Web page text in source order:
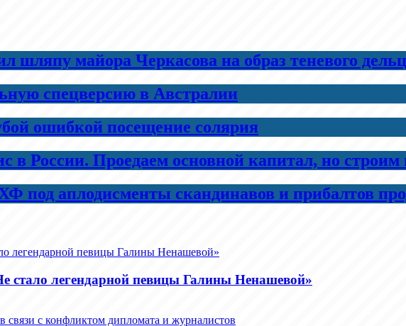
шляпу майора Черкасова на образ теневого
спецверсию в Австралии
ошибкой посещение солярия
в России. Проедаем основной капитал, но
под аплодисменты скандинавов и прибалтов
стало легендарной певицы Галины Ненашевой»